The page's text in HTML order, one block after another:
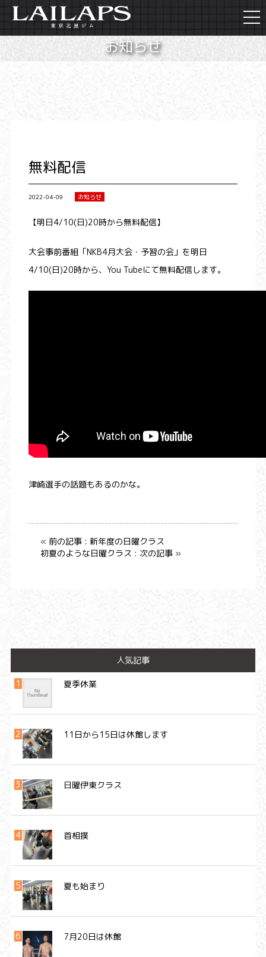
お知らせ
無料配信
2022-04-09 お知らせ
【明日4/10(日)20時から無料配信】
大会事前番組「NKB4月大会・予習の会」を明日
4/10(日)20時から、You Tubeにて無料配信します。
津崎選手の話題もあるのかな。
« 前の記事 : 新年度の日曜クラス
初夏のような日曜クラス : 次の記事 »
人気記事
夏季休業
11日から15日は休館します
日曜伊東クラス
首相撲
夏も始まり
7月20日は休館